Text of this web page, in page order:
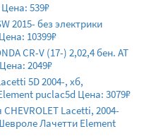
539₽
2015- без электрики
10399₽
CR-V (17-) 2,02,4 бен. AT
2049₽
5D 2004-, хб,
puclac5d Цена: 3079₽
Lacetti, 2004-
Лачетти Element